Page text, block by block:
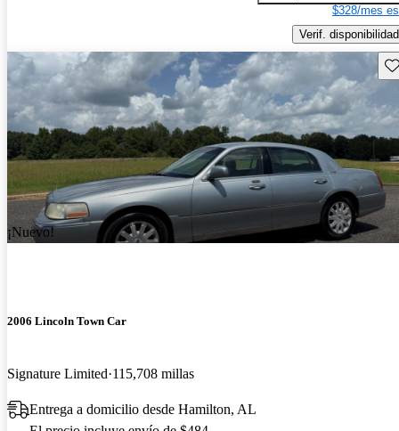
$328/mes
Verif. disponibilidad
¡Nuevo!
2006 Lincoln Town Car
Signature Limited 115,708 millas
Entrega a domicilio desde Hamilton, AL